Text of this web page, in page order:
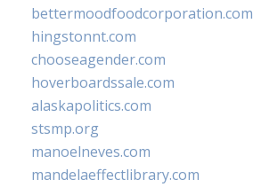
bettermoodfoodcorporation.com
hingstonnt.com
chooseagender.com
hoverboardssale.com
alaskapolitics.com
stsmp.org
manoelneves.com
mandelaeffectlibrary.com